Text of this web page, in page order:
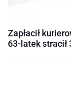
Zapłacił
63-latek stracił